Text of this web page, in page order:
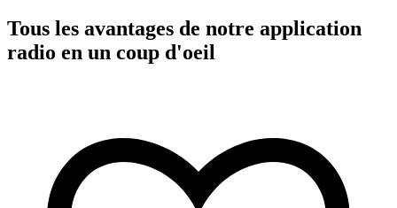
Tous les avantages de notre application
radio en un coup d'oeil